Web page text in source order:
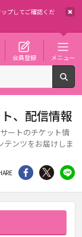
ップしてご確認くだ
会員登録 メニュー
、配信情報
ートのチケット情
テンツをお届けしま
シェア Twitter